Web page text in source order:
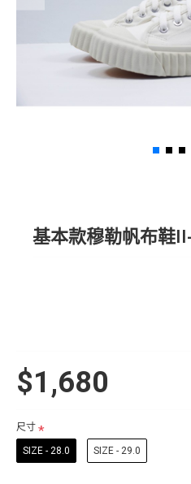
基本款穆勒帆布鞋
$1,680
尺寸
SIZE - 28.0 SIZE - 29.0